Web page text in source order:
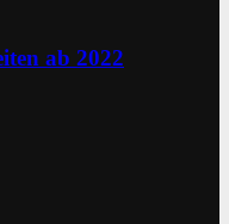
ab 2022